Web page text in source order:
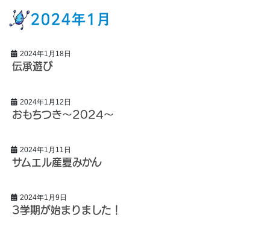
2024年1月
2024年1月18日
伝承遊び
2024年1月12日
おもちつき〜2024〜
2024年1月11日
サムエル産夏みかん
2024年1月9日
3学期が始まりました！